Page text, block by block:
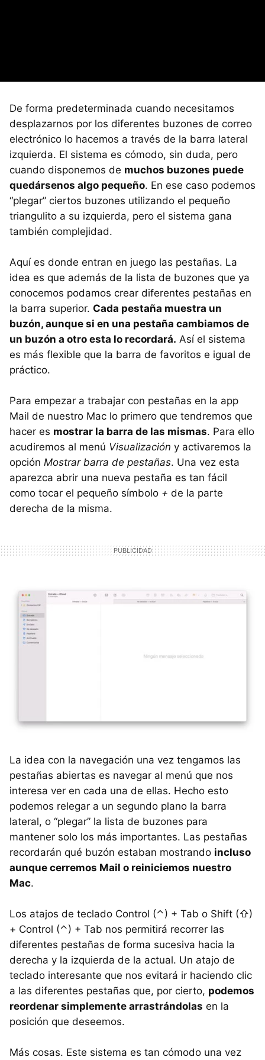
De forma predeterminada cuando necesitamos
desplazarnos por los diferentes buzones de correo
electrónico lo hacemos a través de la barra lateral
izquierda. El sistema es cómodo, sin duda, pero
cuando disponemos de muchos buzones puede
quedársenos algo pequeño. En ese caso podemos
“plegar” ciertos buzones utilizando el pequeño
triangulito a su izquierda, pero el sistema gana
también complejidad.
Aquí es donde entran en juego las pestañas. La
idea es que además de la lista de buzones que ya
conocemos podamos crear diferentes pestañas en
la barra superior. Cada pestaña muestra un
buzón, aunque si en una pestaña cambiamos de
un buzón a otro esta lo recordará. Así el sistema
es más flexible que la barra de favoritos e igual de
práctico.
Para empezar a trabajar con pestañas en la app
Mail de nuestro Mac lo primero que tendremos que
hacer es mostrar la barra de las mismas. Para ello
acudiremos al menú Visualización y activaremos la
opción Mostrar barra de pestañas. Una vez esta
aparezca abrir una nueva pestaña es tan fácil
como tocar el pequeño símbolo + de la parte
derecha de la misma.
La idea con la navegación una vez tengamos las
pestañas abiertas es navegar al menú que nos
interesa ver en cada una de ellas. Hecho esto
podemos relegar a un segundo plano la barra
lateral, o “plegar” la lista de buzones para
mantener solo los más importantes. Las pestañas
recordarán qué buzón estaban mostrando incluso
aunque cerremos Mail o reiniciemos nuestro
Mac.
Los atajos de teclado Control (⌃) + Tab o Shift (⇧)
+ Control (⌃) + Tab nos permitirá recorrer las
diferentes pestañas de forma sucesiva hacia la
derecha y la izquierda de la actual. Un atajo de
teclado interesante que nos evitará ir haciendo clic
a las diferentes pestañas que, por cierto, podemos
reordenar simplemente arrastrándolas en la
posición que deseemos.
Más cosas. Este sistema es tan cómodo una vez